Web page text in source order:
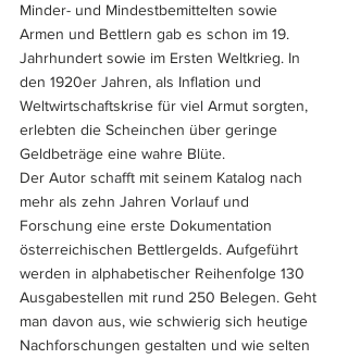
Minder- und Mindestbemittelten sowie
Armen und Bettlern gab es schon im 19.
Jahrhundert sowie im Ersten Weltkrieg. In
den 1920er Jahren, als Inflation und
Weltwirtschaftskrise für viel Armut sorgten,
erlebten die Scheinchen über geringe
Geldbeträge eine wahre Blüte.
Der Autor schafft mit seinem Katalog nach
mehr als zehn Jahren Vorlauf und
Forschung eine erste Dokumentation
österreichischen Bettlergelds. Aufgeführt
werden in alphabetischer Reihenfolge 130
Ausgabestellen mit rund 250 Belegen. Geht
man davon aus, wie schwierig sich heutige
Nachforschungen gestalten und wie selten